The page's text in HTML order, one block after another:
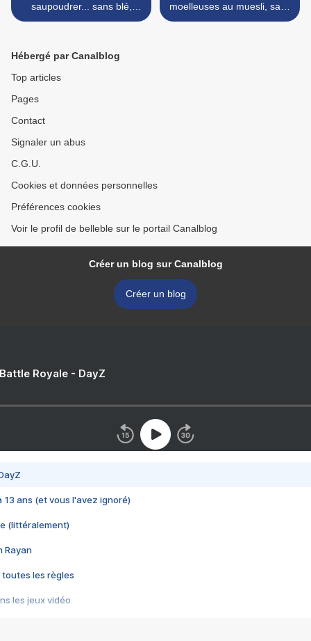
saupoudrer... sans blé,
sans lait
moelleuses au muesli, sans
blé, sans lait de vache,
Hébergé par Canalblog
Top articles
Pages
Contact
Signaler un abus
C.G.U.
Cookies et données personnelles
Préférences cookies
Voir le profil de belleble sur le portail Canalblog
Créer un blog sur Canalblog
Créer un blog
Royale - DayZ
13 ans (et vous l'avez ignoré)
(littéralement)
Rayan
toutes les règles
les jeux vidéo